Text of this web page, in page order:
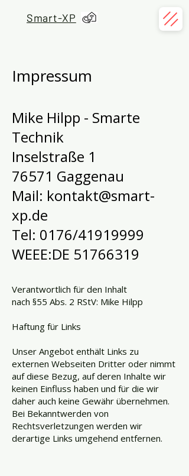
Smart-XP
Impressum
Mike Hilpp - Smarte
Technik
Inselstraße 1
76571 Gaggenau
Mail: kontakt@smart-
xp.de
Tel: 0176/41919999
WEEE:DE 51766319
Verantwortlich für den Inhalt
nach §55 Abs. 2 RStV: Mike Hilpp
Haftung für Links
Unser Angebot enthält Links zu
externen Webseiten Dritter oder nimmt
auf diese Bezug, auf deren Inhalte wir
keinen Einfluss haben und für die wir
daher auch keine Gewähr übernehmen.
Bei Bekanntwerden von
Rechtsverletzungen werden wir
derartige Links umgehend entfernen.